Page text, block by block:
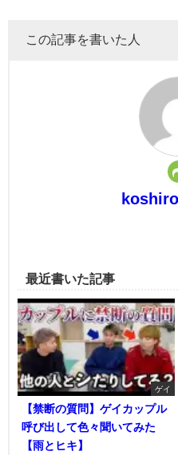
この記事を書いた人
最近書いた記事
ゲイ
【禁断の質問】ゲイカップル
呼び出して色々聞いてみた
【雨とヒキ】